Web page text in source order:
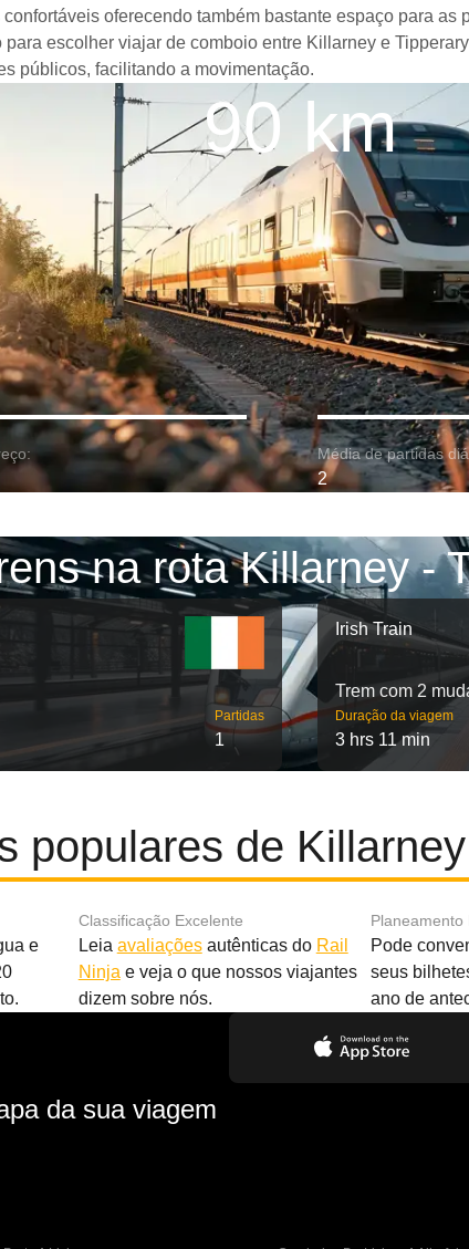
oferecendo também bastante espaço para
escolher viajar de comboio entre Killarney e
públicos, facilitando a movimentação.
90 km
Média de partidas
2
na rota Killarney -
Partidas
1
Irish Train
Trem com 2
Duração da viagem
3 hrs 11 min
populares de
e
Classificação Excelente
Leia avaliaçõesautênticas do Rail
Ninja e veja o que nossos viajantes
dizem sobre nós.
Planeamento
Pode
seus
ano de
da sua viagem